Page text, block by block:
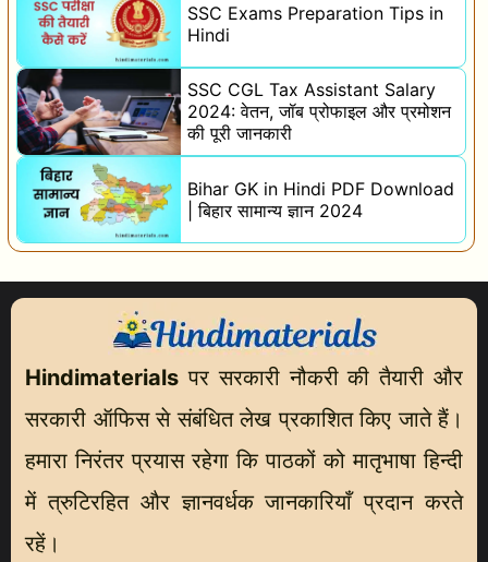
SSC Exams Preparation Tips in
Hindi
SSC CGL Tax Assistant Salary
2024: वेतन, जॉब प्रोफाइल और प्रमोशन
की पूरी जानकारी
Bihar GK in Hindi PDF Download
| बिहार सामान्य ज्ञान 2024
Hindimaterials पर सरकारी नौकरी की तैयारी और
सरकारी ऑफिस से संबंधित लेख प्रकाशित किए जाते हैं।
हमारा निरंतर प्रयास रहेगा कि पाठकों को मातृभाषा हिन्दी
में त्रुटिरहित और ज्ञानवर्धक जानकारियाँ प्रदान करते
रहें।